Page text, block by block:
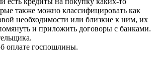
также можно классифицировать как
необходимости или близкие к ним, их
и приложить договоры с банками.
оплате госпошлины.